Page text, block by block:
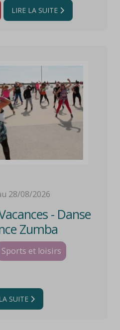
LIRE LA SUITE
28/08/2026
- Danse
Zumba
Sports et loisirs
SUITE